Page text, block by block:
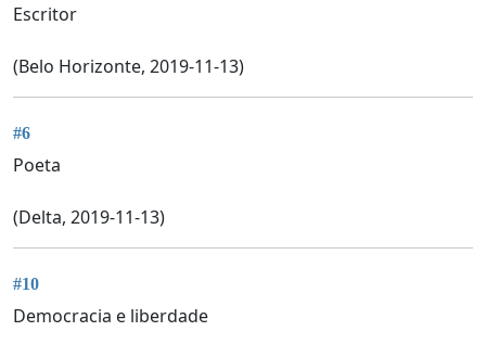
Escritor
(Belo Horizonte, 2019-11-13)
#6
Poeta
(Delta, 2019-11-13)
#10
Democracia e liberdade